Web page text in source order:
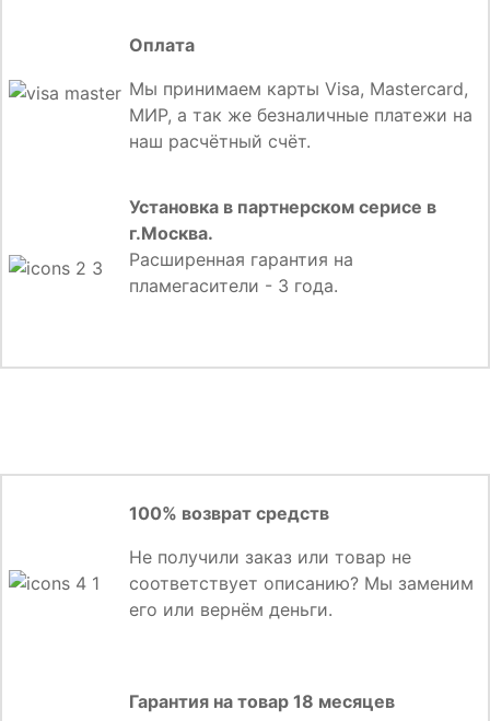
Оплата
Мы принимаем карты Visa, Mastercard,
МИР, а так же безналичные платежи на
наш расчётный счёт.
Установка в партнерском серисе в
г.Москва.
Расширенная гарантия на
пламегасители - 3 года.
100% возврат средств
Не получили заказ или товар не
соответствует описанию? Мы заменим
его или вернём деньги.
Гарантия на товар 18 месяцев